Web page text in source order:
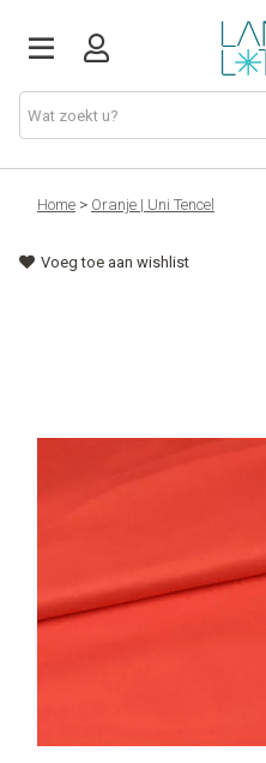
Stoffen
Fournituren
Tips & tricks
Home > Oranje | Uni Tencel
Voeg toe aan wishlist